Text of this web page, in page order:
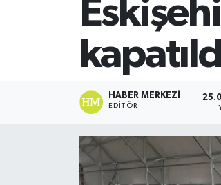
HABER MERKEZI
EDITÖR
SİYASET
Teknoloji
TRABZON